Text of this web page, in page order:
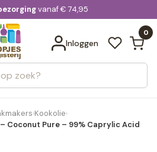
20:00 uur besteld
vanaf € 74,95
Inloggen
0
Bekijk alle resultaten
›Kookolie›
Coconut Pure – 99% Caprylic Acid